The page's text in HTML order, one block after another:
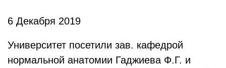
6 Декабря 2019
Университет посетили зав. кафедрой
нормальной анатомии Гаджиева Ф.Г. и